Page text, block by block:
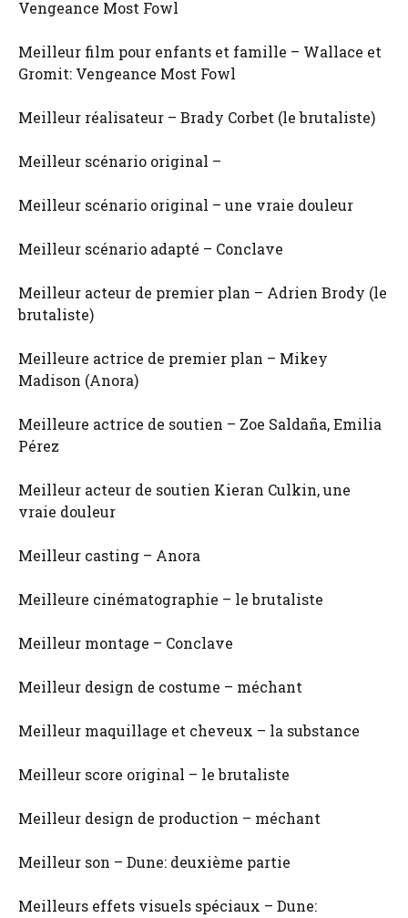
Vengeance Most Fowl
Meilleur film pour enfants et famille – Wallace et
Gromit: Vengeance Most Fowl
Meilleur réalisateur – Brady Corbet (le brutaliste)
Meilleur scénario original –
Meilleur scénario original – une vraie douleur
Meilleur scénario adapté – Conclave
Meilleur acteur de premier plan – Adrien Brody (le
brutaliste)
Meilleure actrice de premier plan – Mikey
Madison (Anora)
Meilleure actrice de soutien – Zoe Saldaña, Emilia
Pérez
Meilleur acteur de soutien Kieran Culkin, une
vraie douleur
Meilleur casting – Anora
Meilleure cinématographie – le brutaliste
Meilleur montage – Conclave
Meilleur design de costume – méchant
Meilleur maquillage et cheveux – la substance
Meilleur score original – le brutaliste
Meilleur design de production – méchant
Meilleur son – Dune: deuxième partie
Meilleurs effets visuels spéciaux – Dune: